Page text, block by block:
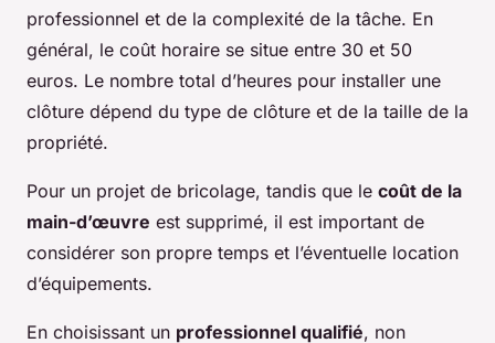
professionnel et de la complexité de la tâche. En
général, le coût horaire se situe entre 30 et 50
euros. Le nombre total d’heures pour installer une
clôture dépend du type de clôture et de la taille de la
propriété.
Pour un projet de bricolage, tandis que le coût de la
main-d’œuvre est supprimé, il est important de
considérer son propre temps et l’éventuelle location
d’équipements.
En choisissant un professionnel qualifié, non